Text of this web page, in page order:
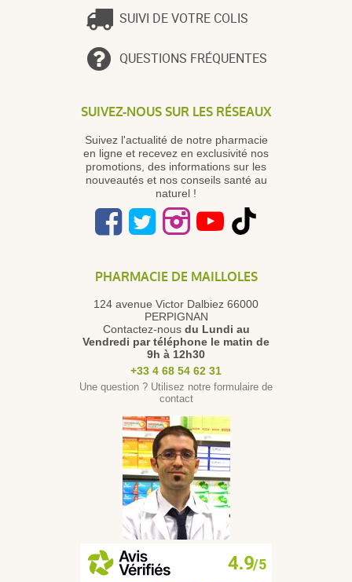
SUIVI DE VOTRE COLIS
QUESTIONS FRÉQUENTES
SUIVEZ-NOUS SUR LES RÉSEAUX
Suivez l'actualité de notre pharmacie
en ligne et recevez en exclusivité nos
promotions, des informations sur les
nouveautés et nos conseils santé au
naturel !
PHARMACIE DE MAILLOLES
124 avenue Victor Dalbiez 66000
PERPIGNAN
Contactez-nous du Lundi au
Vendredi par téléphone le matin de
9h à 12h30
+33 4 68 54 62 31
Une question ? Utilisez notre formulaire de
contact